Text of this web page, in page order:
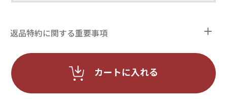
返品特約に関する重要事項
カートに入れる